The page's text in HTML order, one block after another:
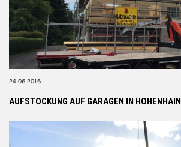
24.06.2016
AUFSTOCKUNG AUF GARAGEN IN HOHENHAIN